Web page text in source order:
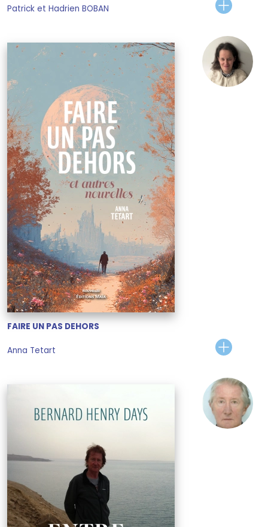
Patrick et Hadrien BOBAN
FAIRE UN PAS DEHORS
Anna Tetart